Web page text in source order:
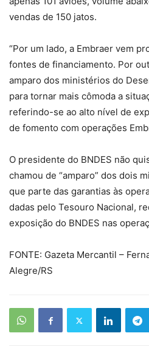
vendas de 150 jatos.
“Por um lado, a Embraer vem
fontes de financiamento. Por
amparo dos ministérios do
para tornar mais cômoda a
referindo-se ao alto nível de
de fomento com operações
O presidente do BNDES não
chamou de “amparo” dos dois
que parte das garantias às
dadas pelo Tesouro Nacional,
exposição do BNDES nas
FONTE: Gazeta Mercantil –
Alegre/RS